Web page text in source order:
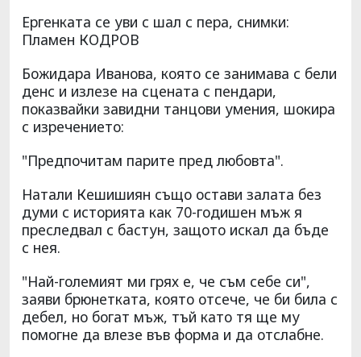
Ергенката се уви с шал с пера, снимки:
Пламен КОДРОВ
Божидара Иванова, която се занимава с бели
денс и излезе на сцената с пендари,
показвайки завидни танцови умения, шокира
с изречението:
"Предпочитам парите пред любовта".
Натали Кешишиян също остави залата без
думи с историята как 70-годишен мъж я
преследвал с бастун, защото искал да бъде
с нея.
"Най-големият ми грях е, че съм себе си",
заяви брюнетката, която отсече, че би била с
дебел, но богат мъж, тъй като тя ще му
помогне да влезе във форма и да отслабне.